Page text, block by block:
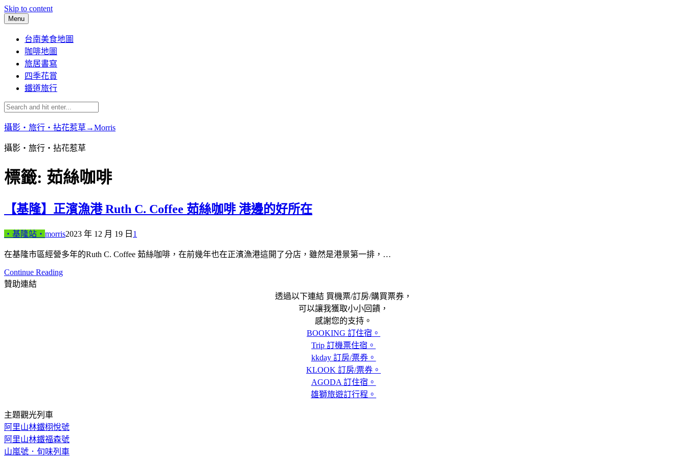
Skip to content
Menu
台南美食地圖
咖啡地圖
旅居書寫
四季花賞
鐵道旅行
攝影‧旅行‧拈花惹草→Morris
攝影‧旅行‧拈花惹草
標籤: 茹絲咖啡
【基隆】正濱漁港 Ruth C. Coffee 茹絲咖啡 港邊的好所在
‧基隆站‧ morris2023 年 12 月 19 日 1
在基隆市區經營多年的Ruth C. Coffee 茹絲咖啡，在前幾年也在正濱漁港這開了分店，雖然是港景第一排，…
Continue Reading
贊助連結
透過以下連結 買機票/訂房/購買票券，
可以讓我獲取小小回饋，
感謝您的支持。
BOOKING 訂住宿。
Trip 訂機票住宿。
kkday 訂房/票券。
KLOOK 訂房/票券。
AGODA 訂住宿。
雄獅旅遊訂行程。
主題觀光列車
阿里山林鐵栩悅號
阿里山林鐵福森號
山嵐號．旬味列車